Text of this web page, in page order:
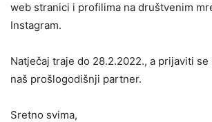
web stranici i profilima na društvenim
Instagram.
Natječaj traje do 28.2.2022., a prijaviti
naš prošlogodišnji partner.
Sretno svima,